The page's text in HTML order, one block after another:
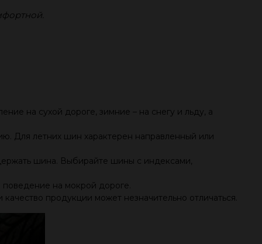
на сухой дороге, зимние – на снегу и льду, а
Для летних шин характерен направленный или
шина. Выбирайте шины с индексами,
поведение на мокрой дороге.
продукции может незначительно отличаться.